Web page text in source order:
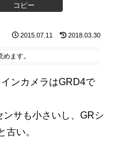
コピー
2015.07.11 2018.03.30
めます。
ンカメラはGRD4で
サも小さいし、GRシ
古い。